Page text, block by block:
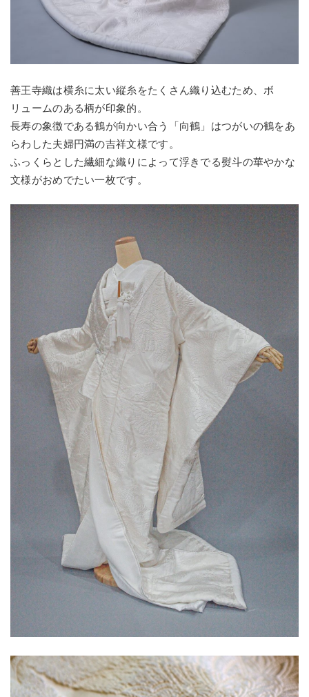
善王寺織は横糸に太い縦糸をたくさん織り込むため、ボ
リュームのある柄が印象的。
長寿の象徴である鶴が向かい合う「向鶴」はつがいの鶴をあ
らわした夫婦円満の吉祥文様です。
ふっくらとした繊細な織りによって浮きでる熨斗の華やかな
文様がおめでたい一枚です。